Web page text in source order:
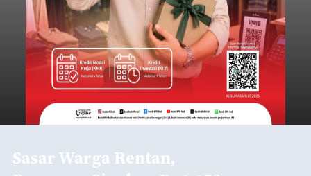
Sasar Warga Rentan,